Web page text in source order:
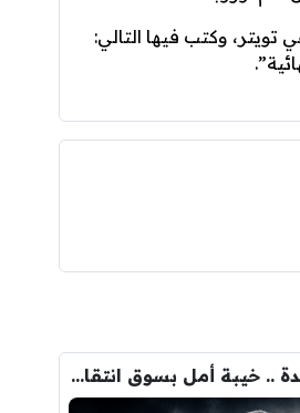
وكتب فيها التالي:
بسبب صفقة واحدة .. خيبة أمل بسوق انتقالات ريال مدريد !